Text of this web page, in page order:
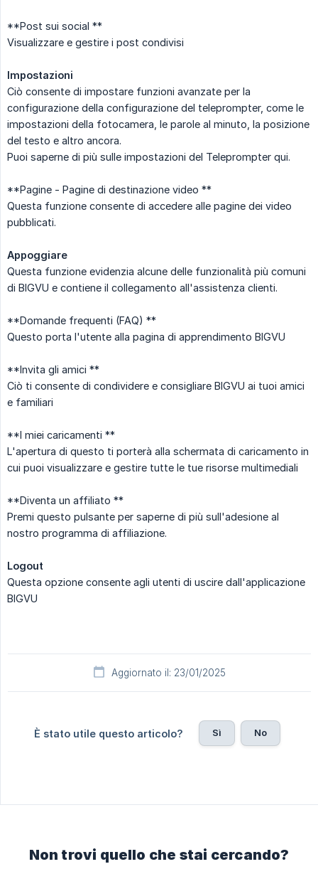
**Post sui social **
Visualizzare e gestire i post condivisi
Impostazioni
Ciò consente di impostare funzioni avanzate per la
configurazione della configurazione del teleprompter, come le
impostazioni della fotocamera, le parole al minuto, la posizione
del testo e altro ancora.
Puoi saperne di più sulle impostazioni del Teleprompter qui.
**Pagine - Pagine di destinazione video **
Questa funzione consente di accedere alle pagine dei video
pubblicati.
Appoggiare
Questa funzione evidenzia alcune delle funzionalità più comuni
di BIGVU e contiene il collegamento all'assistenza clienti.
**Domande frequenti (FAQ) **
Questo porta l'utente alla pagina di apprendimento BIGVU
**Invita gli amici **
Ciò ti consente di condividere e consigliare BIGVU ai tuoi amici
e familiari
**I miei caricamenti **
L'apertura di questo ti porterà alla schermata di caricamento in
cui puoi visualizzare e gestire tutte le tue risorse multimediali
**Diventa un affiliato **
Premi questo pulsante per saperne di più sull'adesione al
nostro programma di affiliazione.
Logout
Questa opzione consente agli utenti di uscire dall'applicazione
BIGVU
Aggiornato il: 23/01/2025
È stato utile questo articolo? Sì No
Non trovi quello che stai cercando?